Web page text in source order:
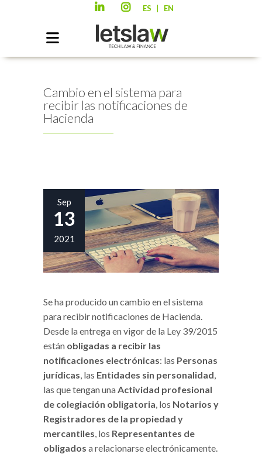
ES EN
Cambio en el sistema para
recibir las notificaciones de
Hacienda
Sep
13
2021
Se ha producido un cambio en el sistema
para recibir notificaciones de Hacienda.
Desde la entrega en vigor de la Ley 39/2015
están obligadas a recibir las
notificaciones electrónicas: las Personas
jurídicas, las Entidades sin personalidad,
las que tengan unaActividad profesional
de colegiación obligatoria, los Notarios y
Registradores de la propiedad y
mercantiles, los Representantes de
obligados a relacionarse electrónicamente.